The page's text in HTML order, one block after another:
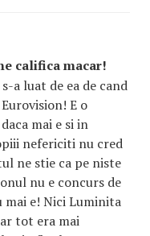
califica macar!
a luat de ea de cand
E o
mai e si in
nefericiti nu cred
ne stie ca pe niste
nu e concurs de
mai e! Nici Luminita
tot era mai